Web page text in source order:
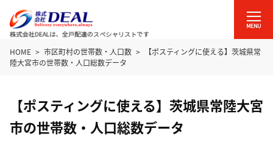
HOME 市区町村の世帯数・人口数
【ポスティングに使える】茨城県常
陸大宮市の世帯数・人口総数データ
【ポスティングに使える】茨城県常陸大宮
市の世帯数・人口総数データ